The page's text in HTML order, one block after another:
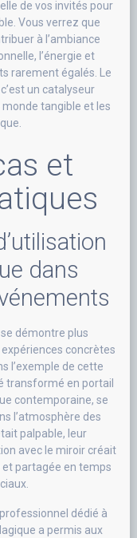
de vos invités pour
Vous verrez que
à l’ambiance
l’énergie et
rarement égalés. Le
un catalyseur
tangible et les
et
dans
démontre plus
concrètes
l’exemple de cette
transformé en portail
contemporaine, se
l’atmosphère des
palpable, leur
avec le miroir créait
partagée en temps
dédié à
a permis aux